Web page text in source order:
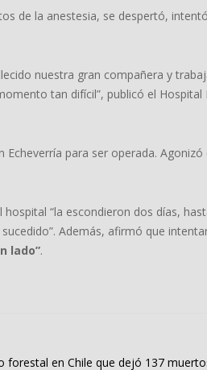
de la anestesia, se despertó,
nuestra gran compañera y
tan difícil”, publicó el Hospital
para ser operada.
“la escondieron dos días,
Además, afirmó que
lado”.
forestal en Chile que dejó 137